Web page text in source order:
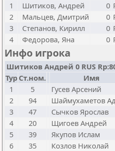
1
Шитиков, Андрей 0
2
Мальцев, Дмитрий 0
3
Степанов, Кирилл 0
4
Федорова, Яна 0
Инфо игрока
Шитиков Андрей 0 RUS
Тур Ст.ном. Имя
1
5 Гусев Арсений
2
94 Шаймухаметов
3
47 Сычков Ярослав
4
20 Щигоев Андрей
5
39 Якупов Ислам
6
35 Козлов Николай